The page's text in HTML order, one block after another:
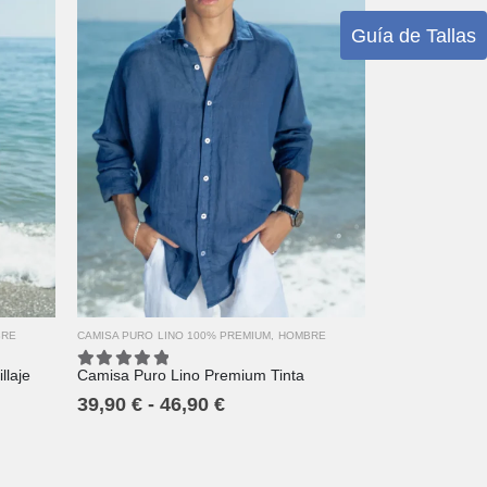
XS
XL 2XL
3XL
CAMISA PURO LINO 100% PREMIUM HOMBRE
5.00out of 5
Camisa Puro Lino Premium Tinta
39,90 € - 46,90 €
Guía de Tallas